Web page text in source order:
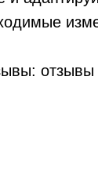
отзывы